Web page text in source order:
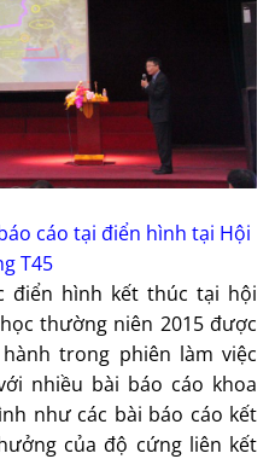
cáo tại điển hình tại Hội
T45
điển hình kết thúc tại hội
thường niên 2015 được
trong phiên làm việc
nhiều bài báo cáo khoa
như các bài báo cáo kết
của độ cứng liên kết